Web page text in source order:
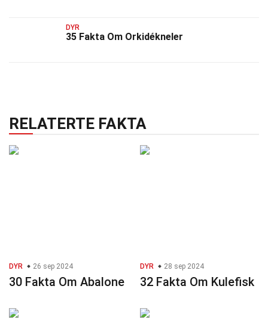
DYR
35 Fakta Om Orkidékneler
RELATERTE FAKTA
DYR 26 sep 2024
30 Fakta Om Abalone
DYR 28 sep 2024
32 Fakta Om Kulefisk